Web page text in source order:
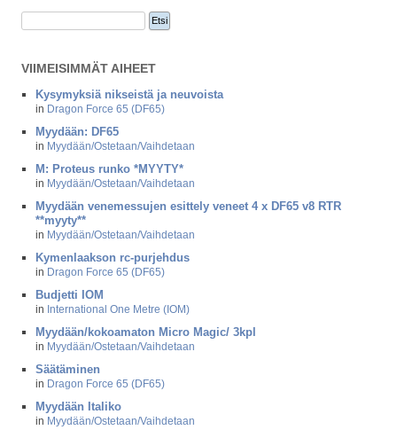
VIIMEISIMMÄT AIHEET
Kysymyksiä nikseistä ja neuvoista
in Dragon Force 65 (DF65)
Myydään: DF65
in Myydään/Ostetaan/Vaihdetaan
M: Proteus runko *MYYTY*
in Myydään/Ostetaan/Vaihdetaan
Myydään venemessujen esittely veneet 4 x DF65 v8 RTR
**myyty**
in Myydään/Ostetaan/Vaihdetaan
Kymenlaakson rc-purjehdus
in Dragon Force 65 (DF65)
Budjetti IOM
in International One Metre (IOM)
Myydään/kokoamaton Micro Magic/ 3kpl
in Myydään/Ostetaan/Vaihdetaan
Säätäminen
in Dragon Force 65 (DF65)
Myydään Italiko
in Myydään/Ostetaan/Vaihdetaan